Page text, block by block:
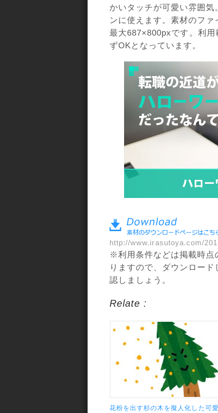
かいタッチが可愛い雰囲
ンに使えます。素材のフ
最大687×800pxです。利
ずOKとなっています。
http://www.irasutoya.com/
※利用条件などは掲載時点
りますので、ダウンロー
認しましょう。
Relate :
花粉を出す杉の木を擬人化した可